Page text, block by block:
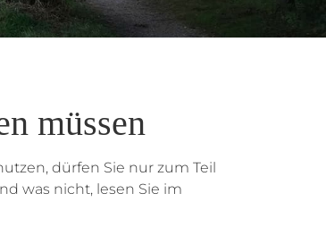
müssen
dürfen Sie nur zum Teil
was nicht, lesen Sie im